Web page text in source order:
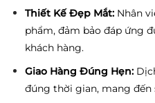
Thiết Kế Đẹp Mắt:Nhân
phẩm, đảm bảo đáp ứng
khách hàng.
Giao Hàng Đúng Hẹn:
đúng thời gian, mang đến